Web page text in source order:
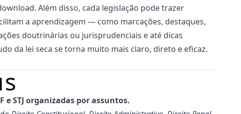
Além disso, cada legislação pode trazer
a aprendizagem — como marcações, destaques,
doutrinárias ou jurisprudenciais e até dicas
da lei seca se torna muito mais claro, direto e eficaz.
e STJ organizadas por assuntos.